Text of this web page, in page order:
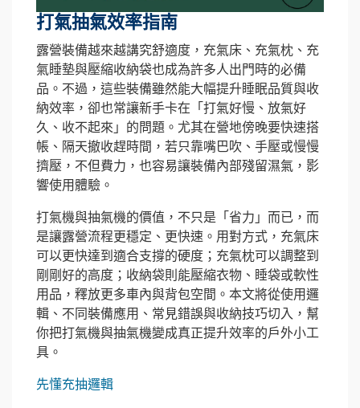
打氣抽氣效率指南
露營裝備越來越講究舒適度，充氣床、充氣枕、充
氣睡墊與壓縮收納袋也成為許多人出門時的必備
品。不過，這些裝備雖然能大幅提升睡眠品質與收
納效率，卻也常讓新手卡在「打氣好慢、放氣好
久、收不起來」的問題。尤其在營地傍晚要快速搭
帳、隔天撤收趕時間，若只靠嘴巴吹、手壓或慢慢
擠壓，不但費力，也容易讓裝備內部殘留濕氣，影
響使用體驗。
打氣機與抽氣機的價值，不只是「省力」而已，而
是讓露營流程更穩定、更快速。用對方式，充氣床
可以更快達到適合支撐的硬度；充氣枕可以調整到
剛剛好的高度；收納袋則能壓縮衣物、睡袋或軟性
用品，釋放更多車內與背包空間。本文將從使用邏
輯、不同裝備應用、常見錯誤與收納技巧切入，幫
你把打氣機與抽氣機變成真正提升效率的戶外小工
具。
先懂充抽邏輯